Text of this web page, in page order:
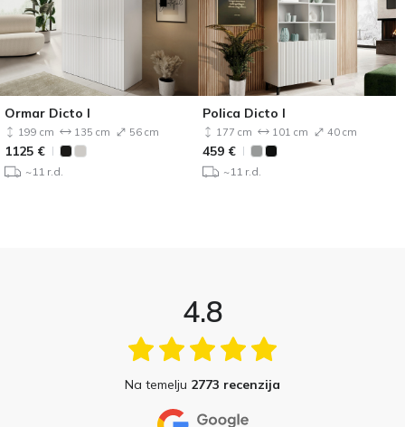
Ormar Dicto I
199 cm 135 cm 56 cm
1125 €
~11 r.d.
Polica Dicto I
177 cm 101 cm 40 cm
459 €
~11 r.d.
4.8
Na temelju 2773 recenzija